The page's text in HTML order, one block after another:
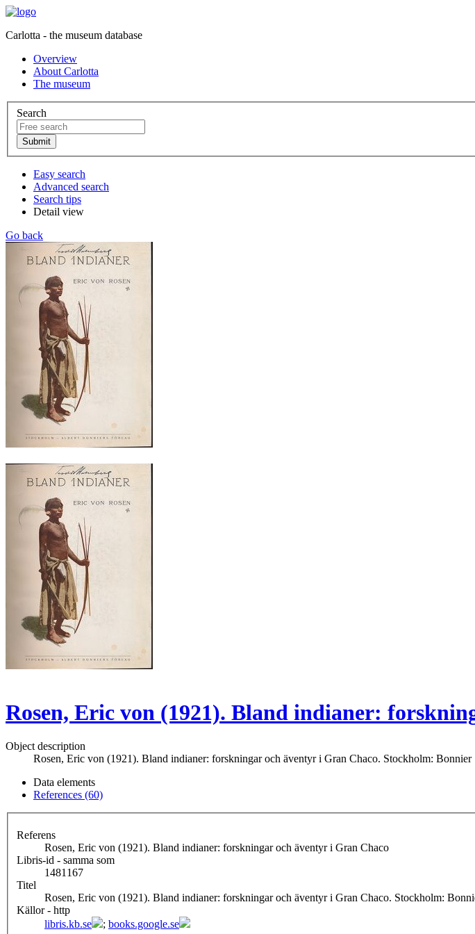
Carlotta - the museum database
Overview
About Carlotta
The museum
Search
Easy search
Advanced search
Search tips
Detail view
Go back
Rosen, Eric von (1921). Bland indianer:
Object description
Rosen, Eric von (1921). Bland indianer: forskningar och äventyr i Gran Chaco. Stockholm: Bonnier
Data elements
References (60)
Referens
Rosen, Eric von (1921). Bland indianer: forskningar och äventyr i Gran Chaco
Libris-id - samma som
1481167
Titel
Rosen, Eric von (1921). Bland indianer: forskningar och äventyr i Gran Chaco. Stockholm:
Källor - http
libris.kb.se
; books.google.se